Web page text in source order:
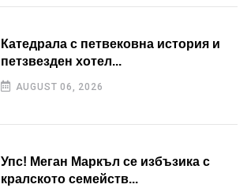
Катедрала с петвековна история и
петзвезден хотел...
AUGUST 06, 2026
Упс! Меган Маркъл се избъзика с
кралското семейств...